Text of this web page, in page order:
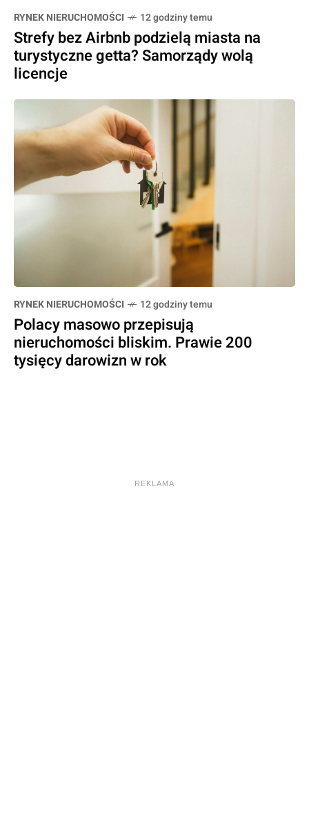
RYNEK NIERUCHOMOŚCI 12 godziny temu
Strefy bez Airbnb podzielą miasta na
turystyczne getta? Samorządy wolą
licencje
RYNEK NIERUCHOMOŚCI 12 godziny temu
Polacy masowo przepisują
nieruchomości bliskim. Prawie 200
tysięcy darowizn w rok
REKLAMA